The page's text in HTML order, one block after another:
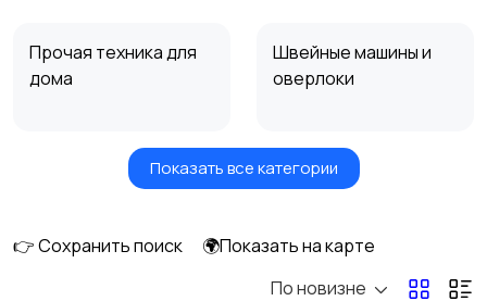
Прочая техника для
дома
Швейные машины и
оверлоки
Пылесосы
Показать все категории
👉 Сохранить поиск
🌍Показать на карте
По новизне